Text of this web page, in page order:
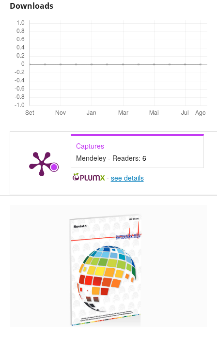
Downloads
Captures
Mendeley - Readers: 6
- see details